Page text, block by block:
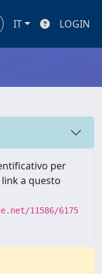
IT LOGIN
per
a questo
11586/6175